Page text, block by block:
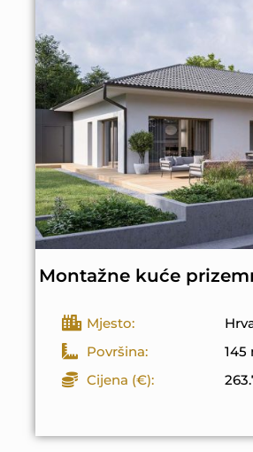
Montažne kuće
Mjesto:
Površina:
145
Cijena (€):